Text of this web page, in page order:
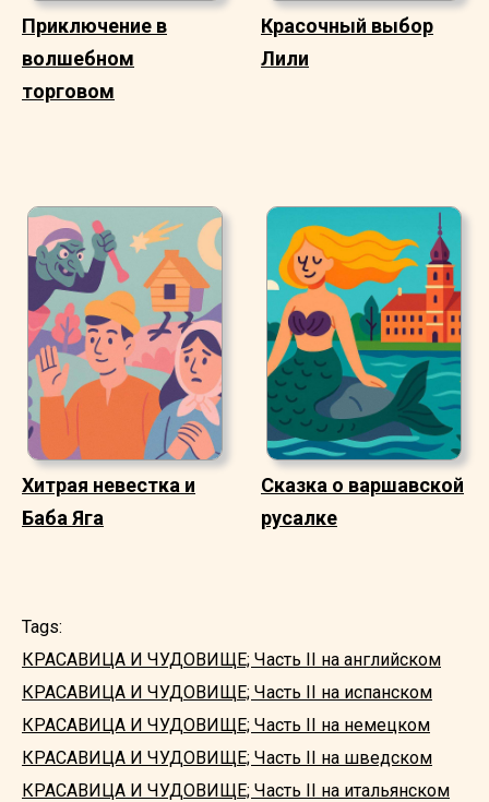
Приключение в
волшебном
торговом
Красочный выбор
Лили
Хитрая невестка и
Баба Яга
Сказка о варшавской
русалке
Tags:
КРАСАВИЦА И ЧУДОВИЩЕ; Часть II на английском
КРАСАВИЦА И ЧУДОВИЩЕ; Часть II на испанском
КРАСАВИЦА И ЧУДОВИЩЕ; Часть II на немецком
КРАСАВИЦА И ЧУДОВИЩЕ; Часть II на шведском
КРАСАВИЦА И ЧУДОВИЩЕ; Часть II на итальянском